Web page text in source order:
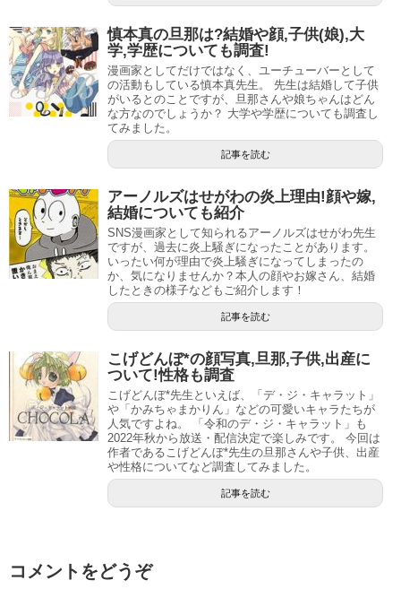
のほほんとした可愛い顔立ちのおかっぱ姿で自画像を描か
れているたかぎなおこ先生ですが、顔写真はあるのでしょ
うか。
調べてみたところ、発見出来ませんでした。
かったとのこと。
もしかしたら、自画像通りのかわいいお顔なのかもしれま
せんね。
橘オレコの顔写真は?性別や結婚,銀魂好きな一面についても紹介
亜月亮は結婚してる?夫婦,顔写真,現在についても調査!
記事の続きを読む
引用元：Amazon
たかぎなおこ先生の旦那さんは、「おつぐやん」さんで
なので、自由業の可能性がありますね。
ただ、最近ですとネクタイをしてスーツ姿でお弁当を持っ
て出勤しているようなので、どこかにお勤めなのかもしれ
お昼休みになると、お弁当ごちそうさまメールをしてくれ
るそうですよ。
関連記事 卵山玉子の顔写真は?夫や結婚,子供,本名,うだまについて調査!
関連記事 桜井のりおの顔写真はかわいい?結婚や猫,高校についても調査!
記事の続きを読む
その際にピロリ菌が陽性になり、除菌が大変だったようで
す。
加藤さんは名物編集さんらしく、たかぎなおこ先生以外に
もカマタミワ先生や前川さなえ先生もブログのエッセイ漫
画等に描かれています。
漫画家さんやイラストレーターさんは担当さんがいるのが
普通ですが、わざわざ絵や漫画に描かれるなんて、すごく
慎本真の旦那は?結婚や顔,子供(娘),大学,学歴についても調査!
関連記事
慎本真の旦那は?結婚や顔,子供(娘),大
学,学歴についても調査!
漫画家としてだけではなく、ユーチューバーとして
の活動もしている慎本真先生。 先生は結婚して子供
がいるとのことですが、旦那さんや娘ちゃんはどん
な方なのでしょうか？ 大学や学歴についても調査し
てみました。
記事を読む
アーノルズはせがわの炎上理由!顔や嫁,
結婚についても紹介
SNS漫画家として知られるアーノルズはせがわ先生
ですが、過去に炎上騒ぎになったことがあります。
いったい何が理由で炎上騒ぎになってしまったの
か、気になりませんか？本人の顔やお嫁さん、結婚
したときの様子などもご紹介します！
記事を読む
こげどんぼ*の顔写真,旦那,子供,出産に
ついて!性格も調査
こげどんぼ*先生といえば、「デ・ジ・キャラット」
や「かみちゃまかりん」などの可愛いキャラたちが
人気ですよね。 「令和のデ・ジ・キャラット」も
2022年秋から放送・配信決定で楽しみです。 今回は
作者であるこげどんぼ*先生の旦那さんや子供、出産
や性格についてなど調査してみました。
記事を読む
コメントをどうぞ